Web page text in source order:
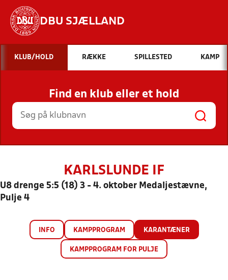
DBU SJÆLLAND
Hvad vil du søge efter?
INDHOLD OG NYHEDER
STILLINGER, RESULTATER, KLUBBER OG
HOLD
KLUB/HOLD RÆKKE SPILLESTED KAMP
Find en klub eller et hold
KARLSLUNDE IF
U8 drenge 5:5 (18) 3 - 4. oktober Medaljestævne,
Pulje 4
INFO KAMPPROGRAM KARANTÆNER
KAMPPROGRAM FOR PULJE